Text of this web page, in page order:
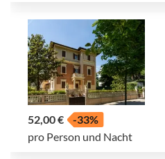
52,00 €
-33%
pro Person und Nacht